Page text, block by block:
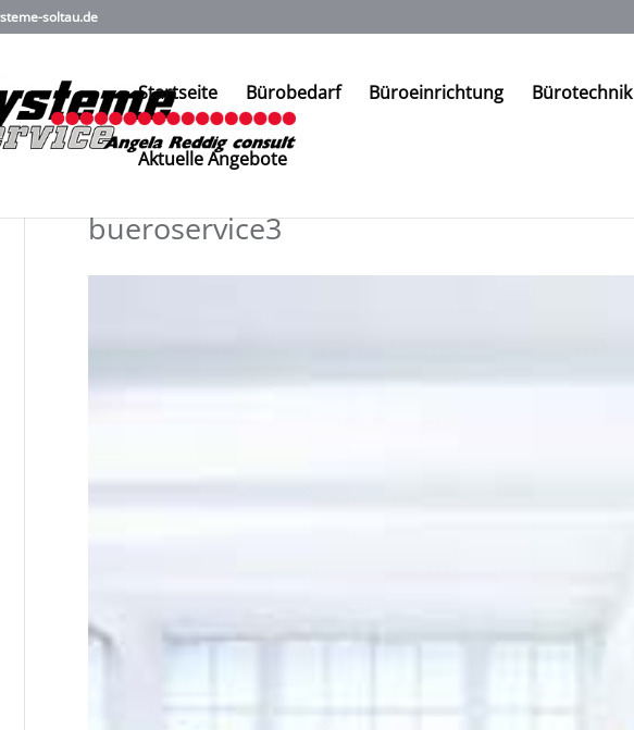
soltau.de
Startseite Bürobedarf Büroeinrichtung Bürotechnik
Aktuelle Angebote
bueroservice3